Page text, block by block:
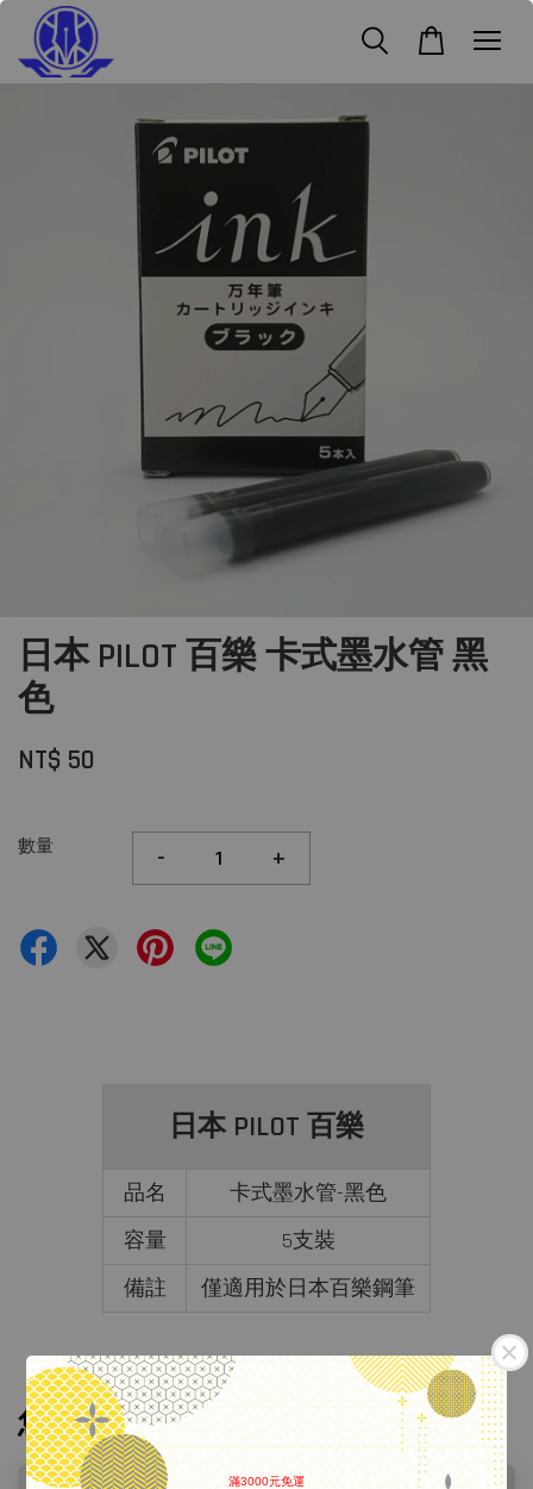
滿3000元免運
日本 PILOT 百樂 卡式墨水管 黑
色
NT$ 50
數量 - +
日本 PILOT 百樂
品名
卡式墨水管-黑色
容量
5支裝
備註
僅適用於日本百樂鋼筆
您可能也喜歡